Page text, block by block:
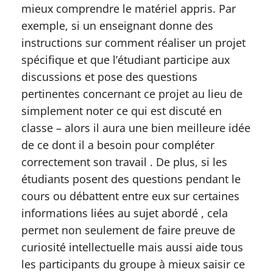
mieux comprendre le matériel appris. Par
exemple, si un enseignant donne des
instructions sur comment réaliser un projet
spécifique et que l’étudiant participe aux
discussions et pose des questions
pertinentes concernant ce projet au lieu de
simplement noter ce qui est discuté en
classe – alors il aura une bien meilleure idée
de ce dont il a besoin pour compléter
correctement son travail . De plus, si les
étudiants posent des questions pendant le
cours ou débattent entre eux sur certaines
informations liées au sujet abordé , cela
permet non seulement de faire preuve de
curiosité intellectuelle mais aussi aide tous
les participants du groupe à mieux saisir ce